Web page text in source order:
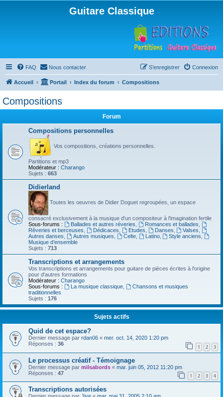
Guitare Classique
FAQ Nous contacter Connexion
S’enregistrer
Accueil Portail Index du forum Compositions
Compositions
Forum
Compositions personnelles
Vos compositions, créations personnelles.
Partitions et mp3
Modérateur : Charango
Sujets : 663
Didierland
Toutes les oeuvres de Didier Doguet regroupées, un espace
consacré exclusivement à la musique d'un compositeur à l'imagination fertile
Sous-forums :
Ballades et autres réveries Romances et ballades
Rêveries et berceuses
Dédicaces Etudes Danses Valses
Autres danses
Autres musiques Celte, Latino, Style anciens
Musique d’ensemble
Sujets : 713
Transcriptions et arrangements
Vos transcriptions et arrangements pour guitare de pièces écrites à l'origine
pour d'autres formations
Modérateur : Charango
Sous-forums :
La musique classique,
Chansons et musiques
traditionnelles
Sujets : 176
Sujets actifs
Quid de cet espace?
Dernier message par rdan06 « mer. oct. 14, 2020 1:20 pm
Réponses : 36 1 2 3
Le processus créatif - Témoignage
Dernier message par milsabords « mar. juin 05, 2012 11:20 pm
Réponses : 47 1 2 3 4
Transcriptions autorisées